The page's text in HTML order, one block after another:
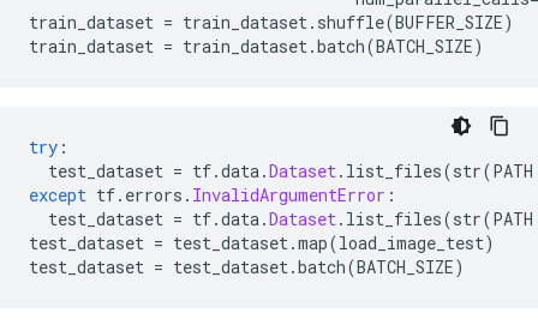
train_dataset = train_dataset. shuffle(BUFFER_SIZE)
train_dataset = train_dataset.batch(BATCH_SIZE)
try :
test_dataset = tf.data.Dataset. list_files(str(
except tf. errors . InvalidArgumentError :
test_dataset = tf.data.Dataset. list_files(str(
test_dataset = test_dataset.map(load_image_test)
test_dataset = test_dataset.batch(BATCH_SIZE)